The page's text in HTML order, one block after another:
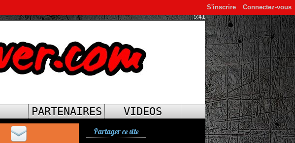
Connectez-vous
S'inscrire
5:41
PARTENAIRES VIDEOS
Partager ce site